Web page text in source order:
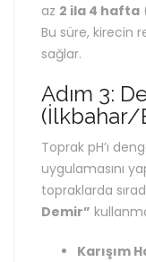
az 2 ila 4 hafta
Bu süre, kirecin
sağlar.
Adım 3:
(İlkbahar/
Toprak pH’ı
uygulamasını
topraklarda
Demir”
Karışım